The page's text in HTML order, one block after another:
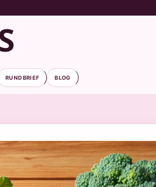
RUNDBRIEF BLOG